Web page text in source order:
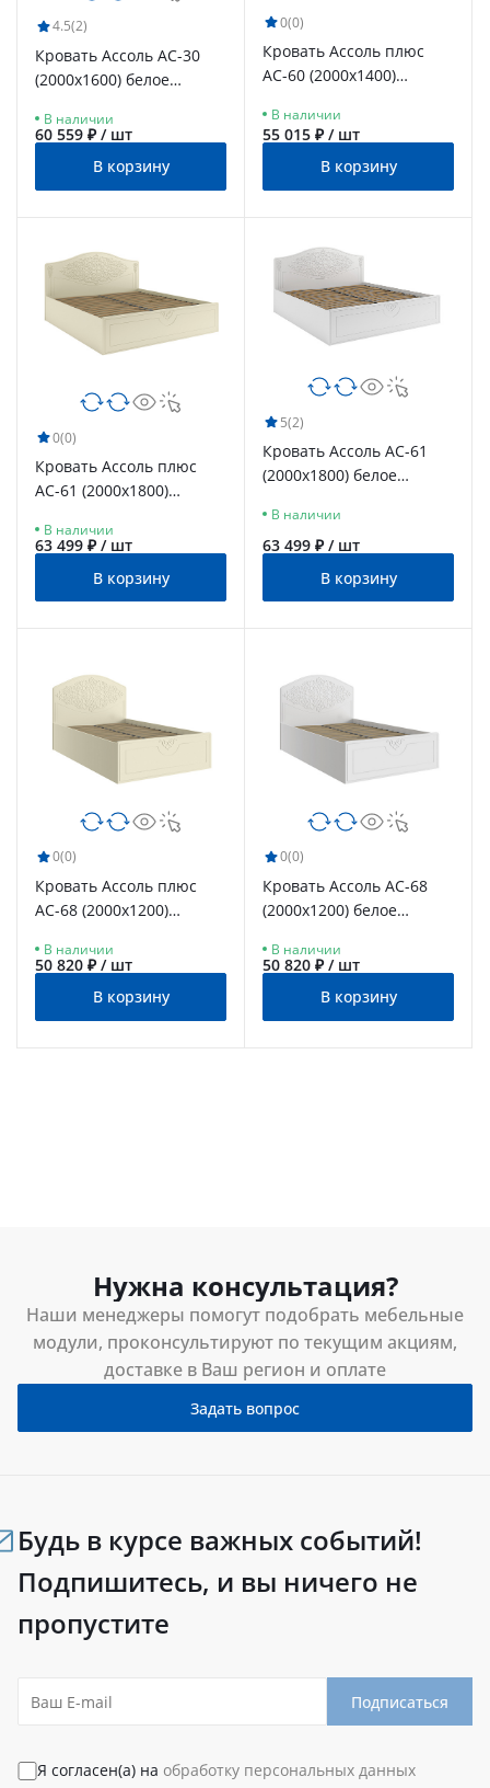
4.5(2)
Кровать Ассоль АС-30
(2000х1600) белое
В наличии
60 559 ₽ / шт
В корзину
0(0)
Кровать Ассоль плюс
АС-60 (2000х1400)
В наличии
55 015 ₽ / шт
В корзину
0(0)
Кровать Ассоль плюс
АС-61 (2000х1800)
В наличии
63 499 ₽ / шт
В корзину
5(2)
Кровать Ассоль АС-61
(2000х1800) белое
В наличии
63 499 ₽ / шт
В корзину
0(0)
Кровать Ассоль плюс
АС-68 (2000х1200)
В наличии
50 820 ₽ / шт
В корзину
0(0)
Кровать Ассоль АС-68
(2000х1200) белое
В наличии
50 820 ₽ / шт
В корзину
Нужна консультация?
Наши менеджеры помогут подобрать мебельные
модули, проконсультируют по текущим акциям,
доставке в Ваш регион и оплате
Задать вопрос
Будь в курсе важных событий!
Подпишитесь, и вы ничего не
пропустите
Подписаться
Я согласен(а) на обработку персональных данных